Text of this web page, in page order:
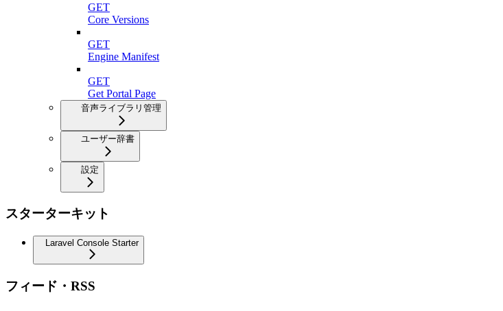
GET
Core Versions
GET
Engine Manifest
GET
Get Portal Page
音声ライブラリ管理
ユーザー辞書
設定
スターターキット
Laravel Console Starter
フィード・RSS